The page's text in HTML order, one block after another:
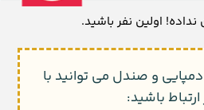
نداده! اولین نفر باشید.
و صندل می توانید با
ارتباط باشید: